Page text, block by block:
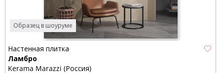
Образец в шоуруме
Настенная плитка
Ламбро
Kerama Marazzi (Россия)